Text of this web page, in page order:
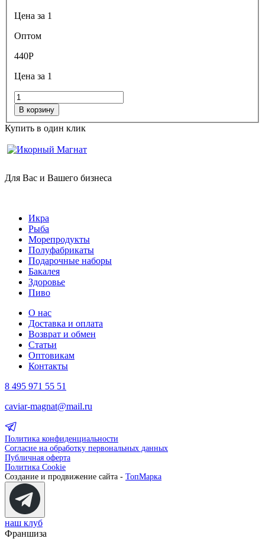
Цена за 1
Оптом
440Р
Цена за 1
В корзину
Купить в один клик
Для Вас и Вашего бизнеса
Икра
Рыба
Морепродукты
Полуфабрикаты
Подарочные наборы
Бакалея
Здоровье
Пиво
О нас
Доставка и оплата
Возврат и обмен
Статьи
Оптовикам
Контакты
8 495 971 55 51
caviar-magnat@mail.ru
Политика конфиденциальности
Согласие на обработку первональных данных
Публичная оферта
Политика Cookie
Создание и продвижение сайта - ТопМарка
наш клуб
Франшиза